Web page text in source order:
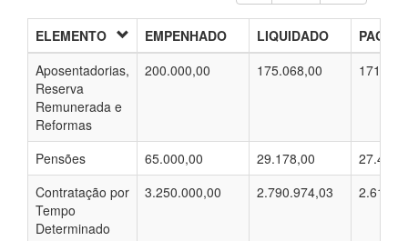
ELEMENTO EMPENHADO LIQUIDADO
PAGO
Aposentadorias,
Reserva
Remunerada e
Reformas
200.000,00 175.068,00
Pensões 65.000,00 29.178,00
Contratação por
Tempo
Determinado
3.250.000,00 2.790.974,03